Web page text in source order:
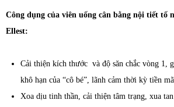
Công dụng của viên uống cân bằng nội tiết tố
Ellest:
Cải thiện kích thước và độ săn chắc vòng 1,
khô hạn của “cô bé”, lãnh cảm thời kỳ tiền
Xoa dịu tinh thần, cải thiện tâm trạng, xua tan